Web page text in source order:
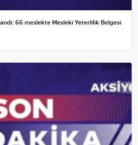
66 meslekte Mesleki Yeterlilik Belgesi